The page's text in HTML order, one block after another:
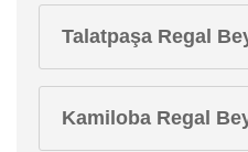
Talatpaşa Regal
Kamiloba Regal